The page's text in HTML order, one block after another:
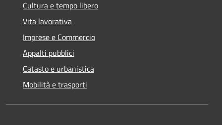
Cultura e tempo libero
Vita lavorativa
Imprese e Commercio
Appalti pubblici
Catasto e urbanistica
Mobilità e trasporti